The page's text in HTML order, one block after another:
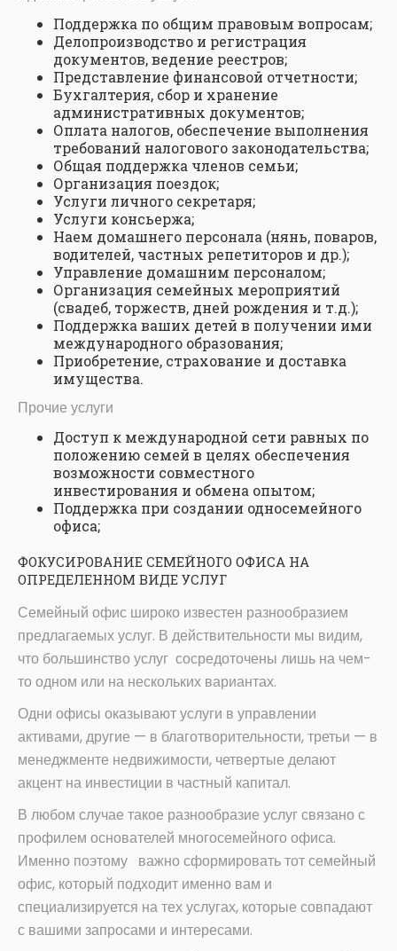
Поддержка по общим правовым вопросам;
Делопроизводство и регистрация
документов, ведение реестров;
Представление финансовой отчетности;
Бухгалтерия, сбор и хранение
административных документов;
Оплата налогов, обеспечение выполнения
требований налогового законодательства;
Общая поддержка членов семьи;
Организация поездок;
Услуги личного секретаря;
Услуги консьержа;
Наем домашнего персонала (нянь, поваров,
водителей, частных репетиторов и др.);
Управление домашним персоналом;
Организация семейных мероприятий
(свадеб, торжеств, дней рождения и т.д.);
Поддержка ваших детей в получении ими
международного образования;
Приобретение, страхование и доставка
имущества.
Прочие услуги
Доступ к международной сети равных по
положению семей в целях обеспечения
возможности совместного
инвестирования и обмена опытом;
Поддержка при создании односемейного
офиса;
ФОКУСИРОВАНИЕ СЕМЕЙНОГО ОФИСА НА
ОПРЕДЕЛЕННОМ ВИДЕ УСЛУГ
Семейный офис широко известен разнообразием
предлагаемых услуг. В действительности мы видим,
что большинство услуг сосредоточены лишь на чем-
то одном или на нескольких вариантах.
Одни офисы оказывают услуги в управлении
активами, другие — в благотворительности, третьи — в
менеджменте недвижимости, четвертые делают
акцент на инвестиции в частный капитал.
В любом случае такое разнообразие услуг связано с
профилем основателей многосемейного офиса.
Именно поэтому важно сформировать тот семейный
офис, который подходит именно вам и
специализируется на тех услугах, которые совпадают
с вашими запросами и интересами.